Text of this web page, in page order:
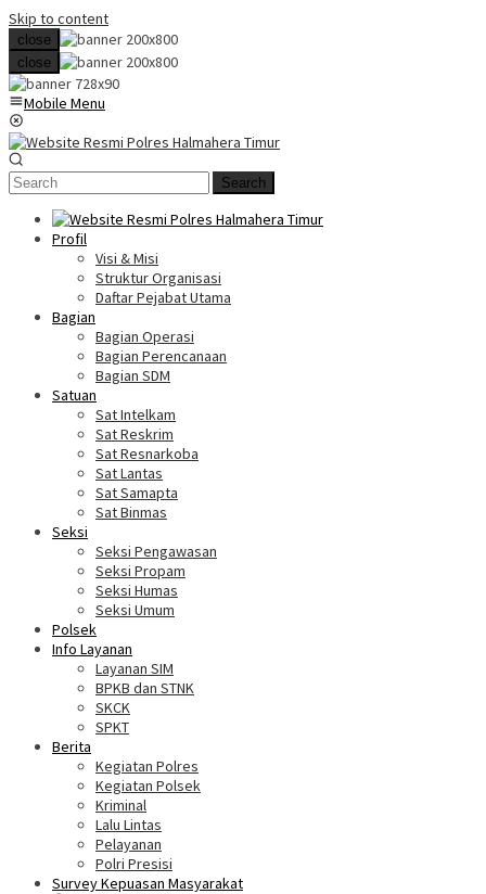
Skip to content
close
close
Mobile Menu
Search
Profil
Visi & Misi
Struktur Organisasi
Daftar Pejabat Utama
Bagian
Bagian Operasi
Bagian Perencanaan
Bagian SDM
Satuan
Sat Intelkam
Sat Reskrim
Sat Resnarkoba
Sat Lantas
Sat Samapta
Sat Binmas
Seksi
Seksi Pengawasan
Seksi Propam
Seksi Humas
Seksi Umum
Polsek
Info Layanan
Layanan SIM
BPKB dan STNK
SKCK
SPKT
Berita
Kegiatan Polres
Kegiatan Polsek
Kriminal
Lalu Lintas
Pelayanan
Polri Presisi
Survey Kepuasan Masyarakat